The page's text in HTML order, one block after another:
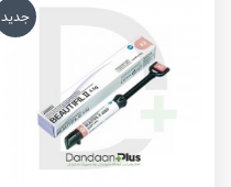
جدید